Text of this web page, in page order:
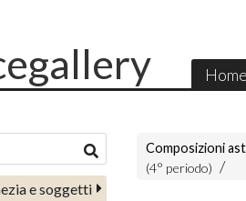
Home
Composizioni
(4° periodo)
e soggetti